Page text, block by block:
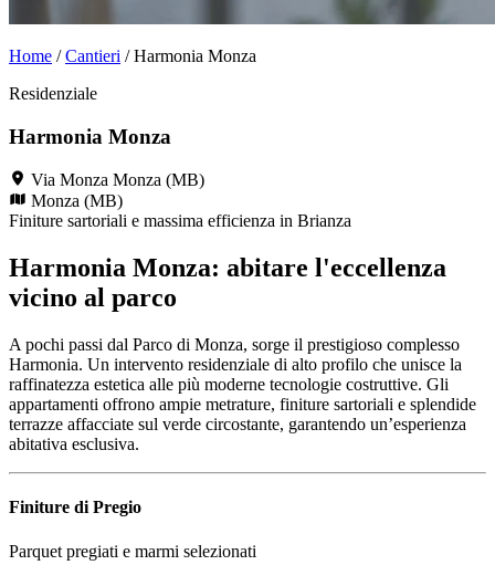
Home /Cantieri /Harmonia Monza
Residenziale
Harmonia Monza
Via Monza Monza (MB)
Monza (MB)
Finiture sartoriali e massima efficienza in Brianza
Harmonia Monza: abitare l'eccellenza
vicino al parco
A pochi passi dal Parco di Monza, sorge il prestigioso complesso
Harmonia. Un intervento residenziale di alto profilo che unisce la
raffinatezza estetica alle più moderne tecnologie costruttive. Gli
appartamenti offrono ampie metrature, finiture sartoriali e splendide
terrazze affacciate sul verde circostante, garantendo un’esperienza
abitativa esclusiva.
Finiture di Pregio
Parquet pregiati e marmi selezionati